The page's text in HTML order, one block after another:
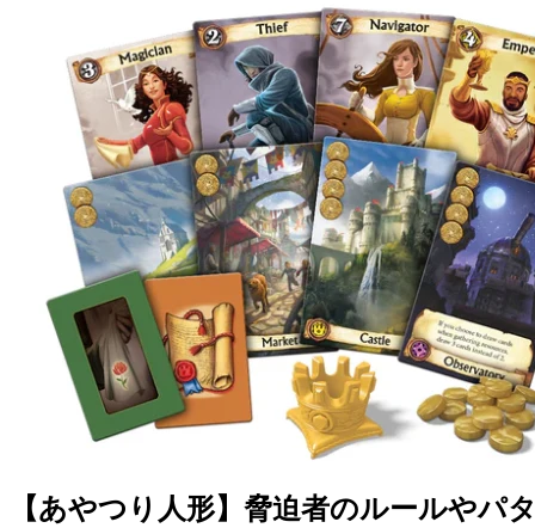
【あやつり人形】脅迫者のルールやパ